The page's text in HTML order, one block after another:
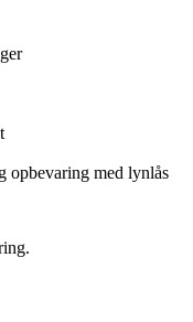
opbevaring med lynlås